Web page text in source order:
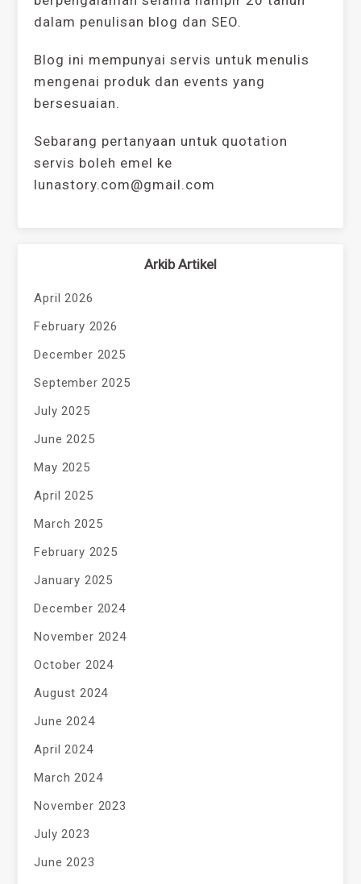
dalam penulisan blog dan SEO.
Blog ini mempunyai servis untuk menulis
mengenai produk dan events yang
bersesuaian.
Sebarang pertanyaan untuk quotation
servis boleh emel ke
lunastory.com@gmail.com
Arkib Artikel
April 2026
February 2026
December 2025
September 2025
July 2025
June 2025
May 2025
April 2025
March 2025
February 2025
January 2025
December 2024
November 2024
October 2024
August 2024
June 2024
April 2024
March 2024
November 2023
July 2023
June 2023